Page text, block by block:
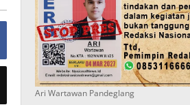
Ari Wartawan Pandeglang